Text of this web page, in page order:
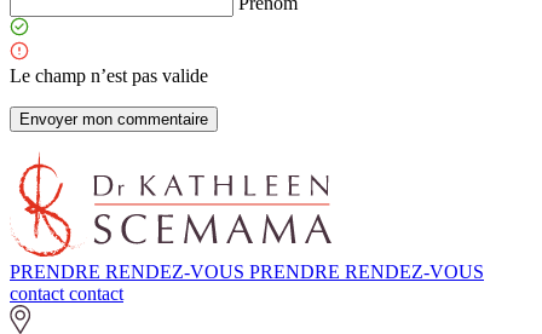
Le champ n’est pas valide
PRENDRE RENDEZ-VOUS PRENDRE RENDEZ-VOUS
contact contact